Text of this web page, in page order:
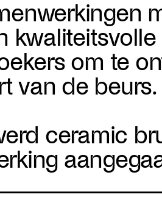
om te
van de beurs.
ceramic